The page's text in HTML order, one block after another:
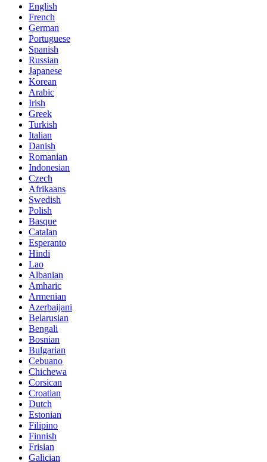
English
French
German
Portuguese
Spanish
Russian
Japanese
Korean
Arabic
Irish
Greek
Turkish
Italian
Danish
Romanian
Indonesian
Czech
Afrikaans
Swedish
Polish
Basque
Catalan
Esperanto
Hindi
Lao
Albanian
Amharic
Armenian
Azerbaijani
Belarusian
Bengali
Bosnian
Bulgarian
Cebuano
Chichewa
Corsican
Croatian
Dutch
Estonian
Filipino
Finnish
Frisian
Galician